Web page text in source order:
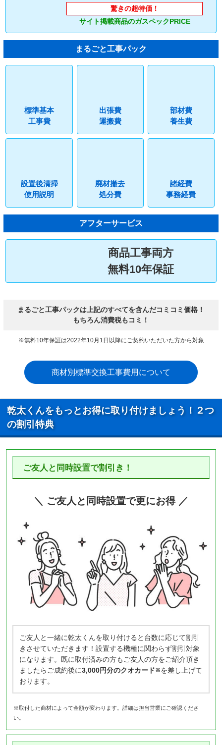
驚きの超特価！
サイト掲載商品のガスペックPRICE
まるごと工事パック
標準基本
工事費
出張費
運搬費
部材費
養生費
設置後清掃
使用説明
廃材撤去
処分費
諸経費
事務経費
アフターサービス
商品工事両方
無料10年保証
まるごと工事パックは上記のすべてを含んだコミコミ価格！
もちろん消費税もコミ！
※無料10年保証は2022年10月1日以降にご契約いただいた方から対象
商材別標準交換工事費用について
乾太くんをもっとお得に取り付けましょう！２つ
の割引特典
ご友人と同時設置で割引き！
＼ ご友人と同時設置で更にお得 ／
ご友人と一緒に乾太くんを取り付けると台数に応じて割引
きさせていただきます！設置する機種に関わらず割引対象
になります。既に取付済みの方もご友人の方をご紹介頂き
ましたらご成約後に3,000円分のクオカード※を差し上げて
おります。
※取付した商材によって金額が変わります。詳細は担当営業にご確認くださ
い。